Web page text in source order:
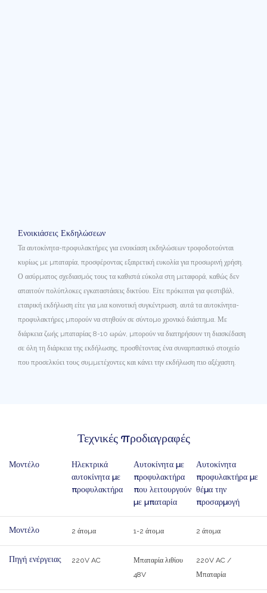
Ενοικιάσεις Εκδηλώσεων
Τα αυτοκίνητα-προφυλακτήρες για ενοικίαση εκδηλώσεων τροφοδοτούνται
κυρίως με μπαταρία, προσφέροντας εξαιρετική ευκολία για προσωρινή χρήση.
Ο ασύρματος σχεδιασμός τους τα καθιστά εύκολα στη μεταφορά, καθώς δεν
απαιτούν πολύπλοκες εγκαταστάσεις δικτύου. Είτε πρόκειται για φεστιβάλ,
εταιρική εκδήλωση είτε για μια κοινοτική συγκέντρωση, αυτά τα αυτοκίνητα-
προφυλακτήρες μπορούν να στηθούν σε σύντομο χρονικό διάστημα. Με
διάρκεια ζωής μπαταρίας 8-10 ωρών, μπορούν να διατηρήσουν τη διασκέδαση
σε όλη τη διάρκεια της εκδήλωσης, προσθέτοντας ένα συναρπαστικό στοιχείο
που προσελκύει τους συμμετέχοντες και κάνει την εκδήλωση πιο αξέχαστη.
Τεχνικές προδιαγραφές
Μοντέλο
Ηλεκτρικά
αυτοκίνητα με
προφυλακτήρα
Αυτοκίνητα με
προφυλακτήρα
που λειτουργούν
με μπαταρία
Αυτοκίνητα
προφυλακτήρα με
θέμα την
προσαρμογή
Μοντέλο 2 άτομα 1-2 άτομα 2 άτομα
Πηγή ενέργειας 220V AC
Μπαταρία λιθίου
48V
220V AC /
Μπαταρία